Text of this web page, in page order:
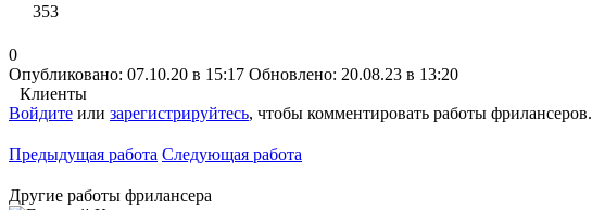
353
0
Опубликовано: 07.10.20 в 15:17 Обновлено: 20.08.23 в 13:20
Клиенты
Войдите или зарегистрируйтесь, чтобы комментировать работы фрилансеров.
Предыдущая работа Следующая работа
Другие работы фрилансера